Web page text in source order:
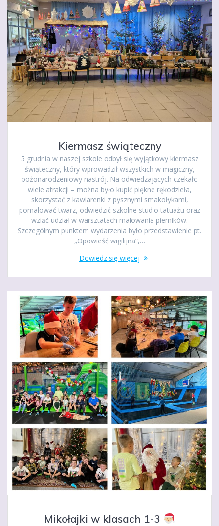
Kiermasz świąteczny
5 grudnia w naszej szkole odbył się wyjątkowy kiermasz
świąteczny, który wprowadził wszystkich w magiczny,
bożonarodzeniowy nastrój. Na odwiedzających czekało
wiele atrakcji – można było kupić piękne rękodzieła,
skorzystać z kawiarenki z pysznymi smakołykami,
pomalować twarz, odwiedzić szkolne studio tatuażu oraz
wziąć udział w warsztatach malowania pierników.
Szczególnym punktem wydarzenia było przedstawienie pt.
„Opowieść wigilijna”,…
Dowiedz się więcej
Mikołajki w klasach 1-3